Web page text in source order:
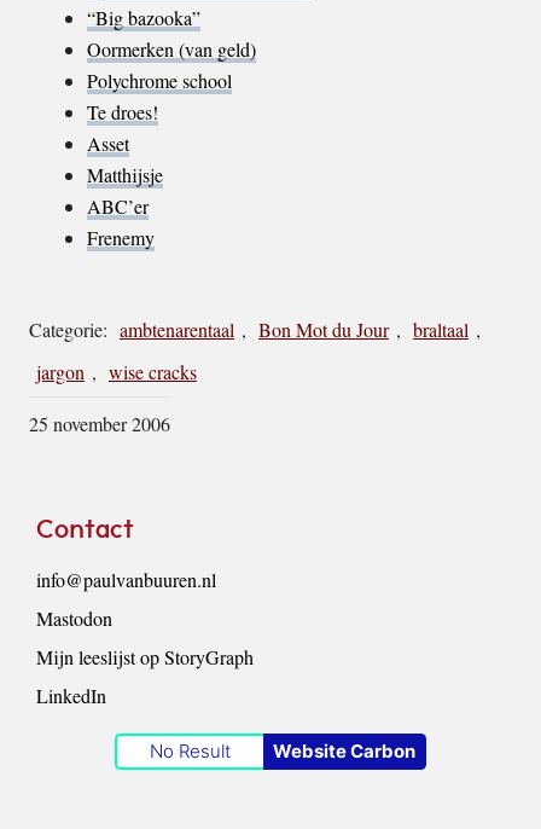
“Big bazooka”
Oormerken (van geld)
Polychrome school
Te droes!
Asset
Matthijsje
ABC’er
Frenemy
Categorie: ambtenarentaal , Bon Mot du Jour , braltaal ,
jargon , wise cracks
25 november 2006
Contact
info@paulvanbuuren.nl
Mastodon
Mijn leeslijst op StoryGraph
LinkedIn
No Result Website Carbon